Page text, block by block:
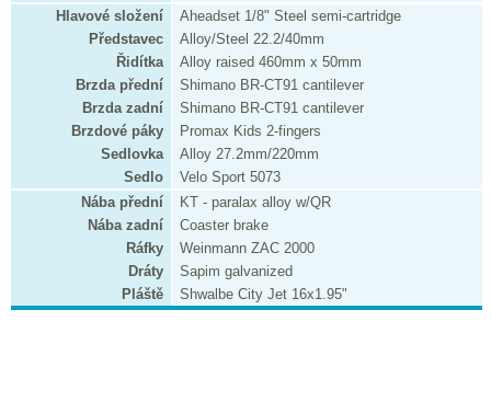
Hlavové složení
Aheadset 1/8" Steel semi-cartridge
Představec
Alloy/Steel 22.2/40mm
Řidítka
Alloy raised 460mm x 50mm
Brzda přední
Shimano BR-CT91 cantilever
Brzda zadní
Shimano BR-CT91 cantilever
Brzdové páky
Promax Kids 2-fingers
Sedlovka
Alloy 27.2mm/220mm
Sedlo
Velo Sport 5073
Nába přední
KT - paralax alloy w/QR
Nába zadní
Coaster brake
Ráfky
Weinmann ZAC 2000
Dráty
Sapim galvanized
Pláště
Shwalbe City Jet 16x1.95"